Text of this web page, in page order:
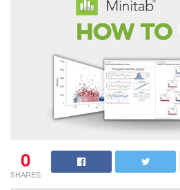
0
SHARES